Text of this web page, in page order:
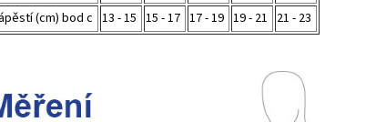
(cm) bod c 13 - 15 15 - 17 17 - 19 19 - 21 21 - 23